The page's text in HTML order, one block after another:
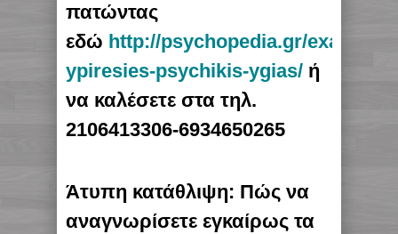
πατώντας
εδώ http://psychopedia.gr/
ypiresies-psychikis-ygias/ ή
να καλέσετε στα τηλ.
2106413306-6934650265
Άτυπη κατάθλιψη: Πώς να
αναγνωρίσετε εγκαίρως τα